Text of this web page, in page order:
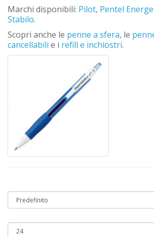
Marchi disponibili: Pilot, Pentel
Stabilo.
Scopri anche le penne a sfera, le
cancellabili e i refill e inchiostri.